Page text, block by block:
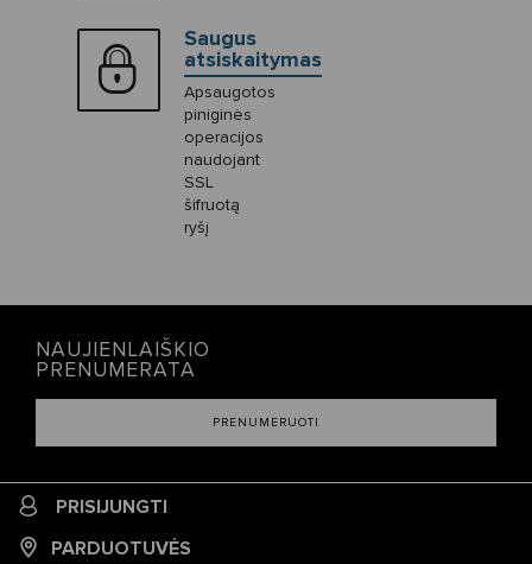
Saugus
atsiskaitymas
Apsaugotos
piniginės
operacijos
naudojant
SSL
šifruotą
ryšį
NAUJIENLAIŠKIO
PRENUMERATA
PRENUMERUOTI
PRISIJUNGTI
PARDUOTUVĖS